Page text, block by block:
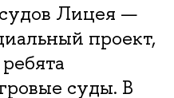
Лицея —
проект,
суды. В